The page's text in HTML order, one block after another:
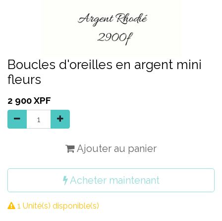
Boucles d'oreilles en argent mini
fleurs
2 900XPF
Ajouter au panier
Acheter maintenant
1 Unité(s) disponible(s)